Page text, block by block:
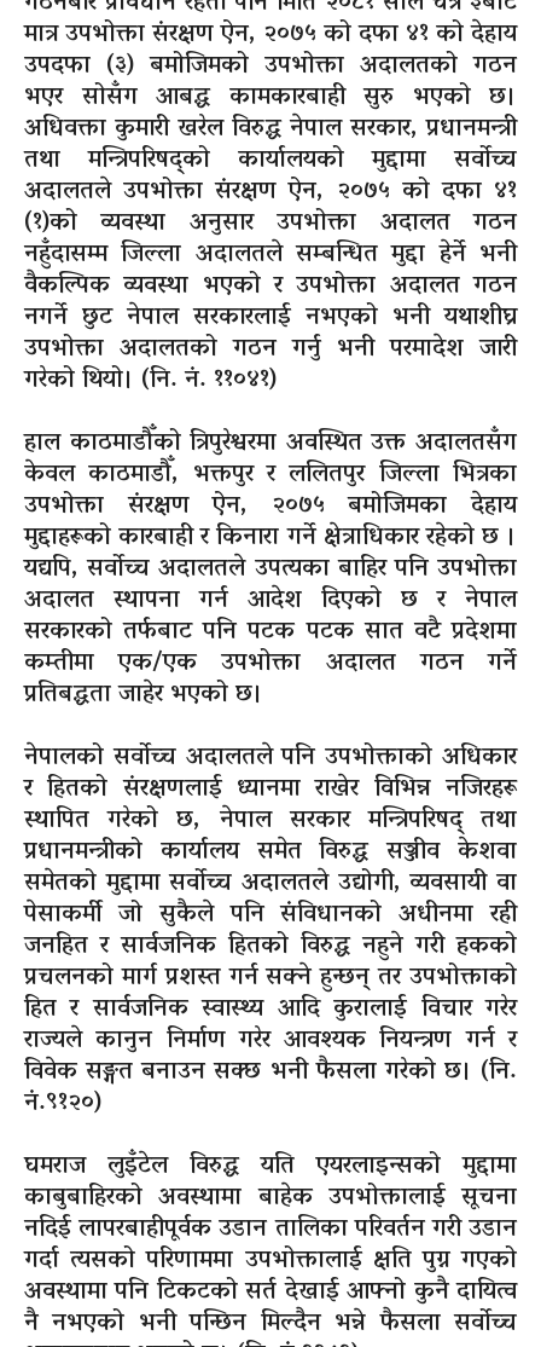
मात्र उपभोक्ता संरक्षण ऐन, २०७५ को दफा ४१ को देहाय
उपदफा (३) बमोजिमको उपभोक्ता अदालतको गठन
भएर सोसँग आबद्ध कामकारबाही सुरु भएको छ।
अधिवक्ता कुमारी खरेल विरुद्ध नेपाल सरकार, प्रधानमन्त्री
तथा मन्त्रिपरिषद्को कार्यालयको मुद्दामा सर्वोच्च
अदालतले उपभोक्ता संरक्षण ऐन, २०७५ को दफा ४१
(१)को व्यवस्था अनुसार उपभोक्ता अदालत गठन
नहुँदासम्म जिल्ला अदालतले सम्बन्धित मुद्दा हेर्ने भनी
वैकल्पिक व्यवस्था भएको र उपभोक्ता अदालत गठन
नगर्ने छुट नेपाल सरकारलाई नभएको भनी यथाशीघ्र
उपभोक्ता अदालतको गठन गर्नु भनी परमादेश जारी
गरेको थियो। (नि. नं. ११०४१)
हाल काठमाडौँको त्रिपुरेश्वरमा अवस्थित उक्त अदालतसँग
केवल काठमाडौँ, भक्तपुर र ललितपुर जिल्ला भित्रका
उपभोक्ता संरक्षण ऐन, २०७५ बमोजिमका देहाय
मुद्दाहरूको कारबाही र किनारा गर्ने क्षेत्राधिकार रहेको छ ।
यद्यपि, सर्वोच्च अदालतले उपत्यका बाहिर पनि उपभोक्ता
अदालत स्थापना गर्न आदेश दिएको छ र नेपाल
सरकारको तर्फबाट पनि पटक पटक सात वटै प्रदेशमा
कम्तीमा एक/एक उपभोक्ता अदालत गठन गर्ने
प्रतिबद्धता जाहेर भएको छ।
नेपालको सर्वोच्च अदालतले पनि उपभोक्ताको अधिकार
र हितको संरक्षणलाई ध्यानमा राखेर विभिन्न नजिरहरू
स्थापित गरेको छ, नेपाल सरकार मन्त्रिपरिषद् तथा
प्रधानमन्त्रीको कार्यालय समेत विरुद्ध सञ्जीव केशवा
समेतको मुद्दामा सर्वोच्च अदालतले उद्योगी, व्यवसायी वा
पेसाकर्मी जो सुकैले पनि संविधानको अधीनमा रही
जनहित र सार्वजनिक हितको विरुद्ध नहुने गरी हकको
प्रचलनको मार्ग प्रशस्त गर्न सक्ने हुन्छन् तर उपभोक्ताको
हित र सार्वजनिक स्वास्थ्य आदि कुरालाई विचार गरेर
राज्यले कानुन निर्माण गरेर आवश्यक नियन्त्रण गर्न र
विवेक सङ्गत बनाउन सक्छ भनी फैसला गरेको छ। (नि.
नं.९१२०)
घमराज लुइँटेल विरुद्ध यति एयरलाइन्सको मुद्दामा
काबुबाहिरको अवस्थामा बाहेक उपभोक्तालाई सूचना
नदिई लापरबाहीपूर्वक उडान तालिका परिवर्तन गरी उडान
गर्दा त्यसको परिणाममा उपभोक्तालाई क्षति पुग्न गएको
अवस्थामा पनि टिकटको सर्त देखाई आफ्नो कुनै दायित्व
नै नभएको भनी पन्छिन मिल्दैन भन्ने फैसला सर्वोच्च